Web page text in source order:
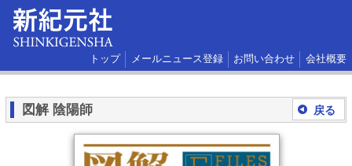
トップ メールニュース登録 お問い合わせ 会社概要
戻る
図解 陰陽師